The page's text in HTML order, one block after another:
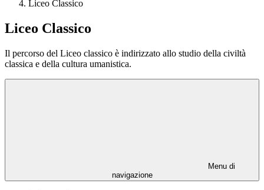
Liceo Classico
Liceo Classico
Il percorso del Liceo classico è indirizzato allo studio della civiltà
classica e della cultura umanistica.
Menu di
navigazione